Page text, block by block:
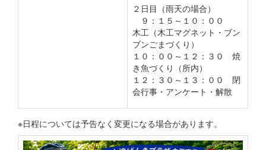
２日目（雨天の場合）
９：１５～１０：００
木工（木工マグネット・ブン
ブンごまづくり）
１０：００～１２：３０ 焼
き魚づくり（所内）
１２：３０～１３：００ 閉
会行事・アンケート・解散
※日程については予告なく変更になる場合があります。